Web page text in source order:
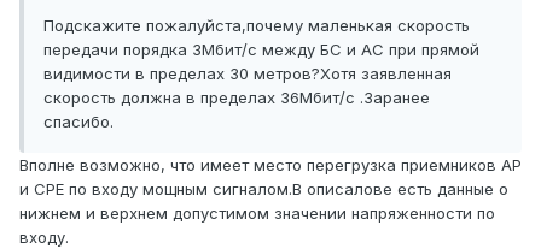
Подскажите пожалуйста,почему маленькая скорость
передачи порядка 3Мбит/с между БС и АС при прямой
видимости в пределах 30 метров?Хотя заявленная
скорость должна в пределах 36Мбит/c .Заранее
спасибо.
Вполне возможно, что имеет место перегрузка приемников АР
и СРЕ по входу мощным сигналом.В описалове есть данные о
нижнем и верхнем допустимом значении напряженности по
входу.